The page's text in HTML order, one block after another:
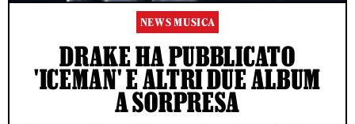
NEWS MUSICA
DRAKE HA PUBBLICATO
'ICEMAN' E ALTRI DUE ALBUM
A SORPRESA